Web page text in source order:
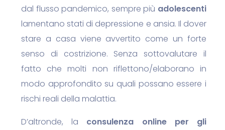
dal flusso pandemico, sempre più adolescenti
lamentano stati di depressione e ansia. Il dover
stare a casa viene avvertito come un forte
senso di costrizione. Senza sottovalutare il
fatto che molti non riflettono/elaborano in
modo approfondito su quali possano essere i
rischi reali della malattia.
D’altronde, la consulenza online per gli